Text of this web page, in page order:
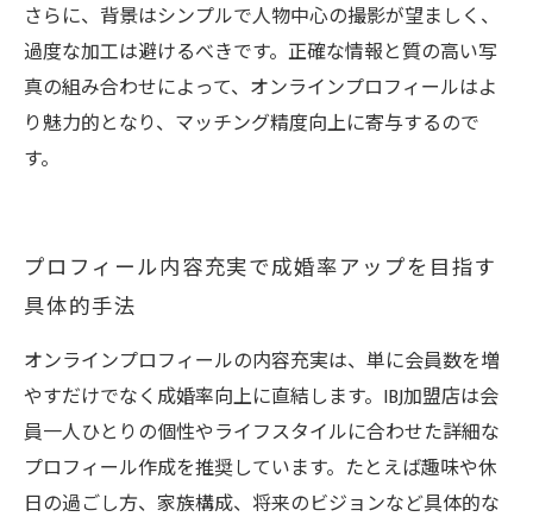
さらに、背景はシンプルで人物中心の撮影が望ましく、
過度な加工は避けるべきです。正確な情報と質の高い写
真の組み合わせによって、オンラインプロフィールはよ
り魅力的となり、マッチング精度向上に寄与するので
す。
プロフィール内容充実で成婚率アップを目指す
具体的手法
オンラインプロフィールの内容充実は、単に会員数を増
やすだけでなく成婚率向上に直結します。IBJ加盟店は会
員一人ひとりの個性やライフスタイルに合わせた詳細な
プロフィール作成を推奨しています。たとえば趣味や休
日の過ごし方、家族構成、将来のビジョンなど具体的な